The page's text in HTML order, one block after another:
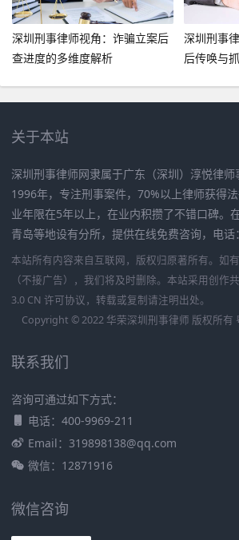
深圳刑事律师视角：诈骗立案后
查进度的多维度解析
深圳刑事
后传唤与
关于本站
深圳刑事律师网隶属于广东（深圳）淳悦律
1996年，专注刑事案件，70%以上律师获得
业年限在5年以上，在业内积攒了不错口碑。
青岛等地设有分所，提供在线免费咨询，电话
本站所有内容来自互联网，版权归原著所有。如
（不接广告），我们将及时删除。本站采用创作
3.0 CN 许可协议，转载或复制请注明出处。
Copyright © 2022 华荣深圳刑事律师 版权所有
联系我们
咨询可通过如下方式：
电话：400-9969-211
Email：319898138@qq.com
微信：12871916
微信咨询